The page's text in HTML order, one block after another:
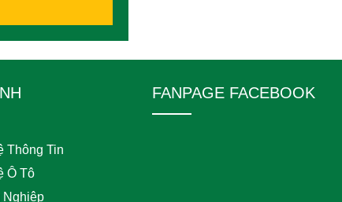
Thông Tin
Ô Tô
FANPAGE FACEBOOK